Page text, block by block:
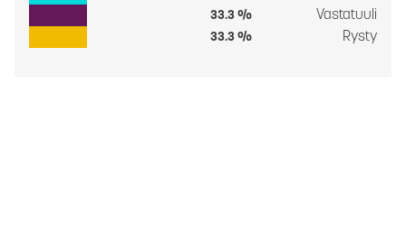
33.3 % Vastatuuli
33.3 % Rysty